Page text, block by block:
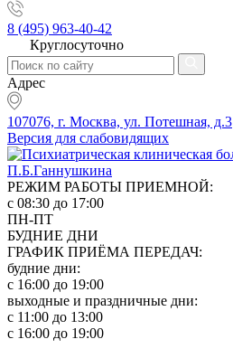
8 (495) 963-40-42
Круглосуточно
Адрес
107076, г. Москва, ул. Потешная, д.3
Версия для слабовидящих
РЕЖИМ РАБОТЫ ПРИЕМНОЙ:
с 08:30 до 17:00
ПН-ПТ
БУДНИЕ ДНИ
ГРАФИК ПРИЁМА ПЕРЕДАЧ:
будние дни:
с 16:00 до 19:00
выходные и праздничные дни:
с 11:00 до 13:00
с 16:00 до 19:00